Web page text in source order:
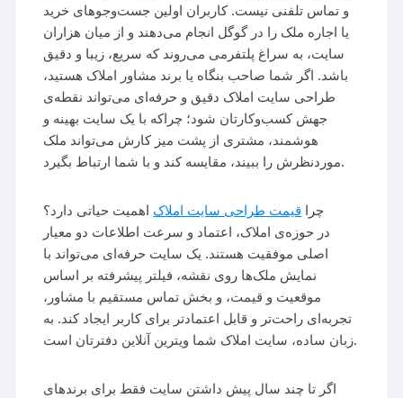
و تماس تلفنی نیست. کاربران اولین جست‌وجوهای خرید
یا اجاره ملک را در گوگل انجام می‌دهند و از میان هزاران
سایت، به سراغ پلتفرمی می‌روند که سریع، زیبا و دقیق
باشد. اگر شما صاحب بنگاه یا برند مشاور املاک هستید،
طراحی سایت املاک دقیق و حرفه‌ای می‌تواند نقطه‌ی
جهش کسب‌وکارتان شود؛ چراکه با یک سایت بهینه و
هوشمند، مشتری از پشت میز کارش می‌تواند ملک
موردنظرش را ببیند، مقایسه کند و با شما ارتباط بگیرد.
چرا قیمت طراحی سایت املاک اهمیت حیاتی دارد؟
در حوزه‌ی املاک، اعتماد و سرعت اطلاعات دو معیار
اصلی موفقیت هستند. یک سایت حرفه‌ای می‌تواند با
نمایش ملک‌ها روی نقشه، فیلتر پیشرفته بر اساس
موقعیت و قیمت، و بخش تماس مستقیم با مشاور،
تجربه‌ای راحت‌تر و قابل اعتماد‌تر برای کاربر ایجاد کند. به
زبان ساده، سایت املاک شما ویترین آنلاین دفترتان است.
اگر تا چند سال پیش داشتن سایت فقط برای برندهای